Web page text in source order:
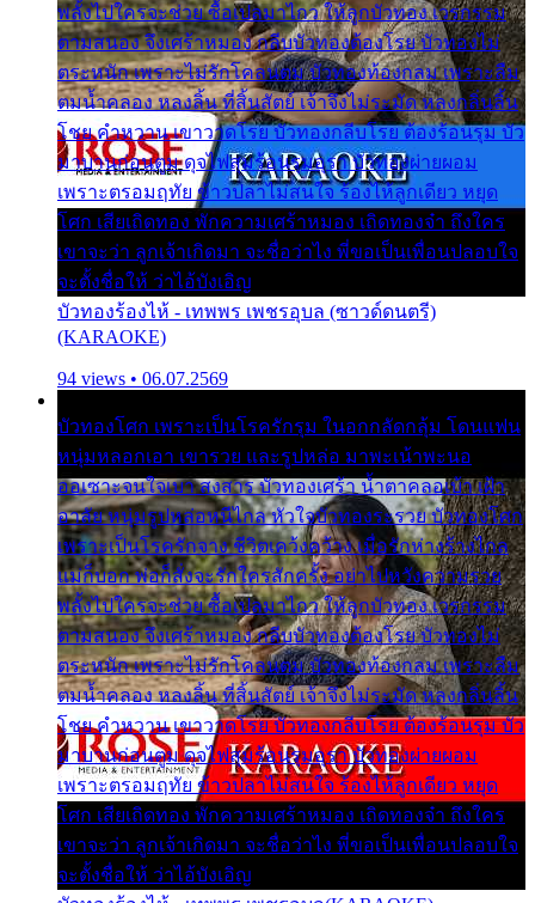
พลั้งไปใครจะช่วย ซื้อเปลมาไกว ให้ลูกบัวทอง เวรกรรม
ตามสนอง จึงเศร้าหมอง กลีบบัวทองต้องโรย บัวทองไม่
ตระหนัก เพราะไม่รักโคลนตม บัวทองท้องกลม เพราะลืม
ตมน้ำคลอง หลงลิ้น ที่สิ้นสัตย์ เจ้าจึงไม่ระมัด หลงกลิ่นลิ้น
โชย คำหวาน เขาวาดโรย บัวทองกลีบโรย ต้องร้อนรุม บัว
มาบานก่อนตูม ดุจไฟสุมร้อนรุมอุรา บัวทองผ่ายผอม
เพราะตรอมฤทัย ข้าวปลาไม่สนใจ ร้องไห้ลูกเดียว หยุด
โศก เสียเถิดทอง พักความเศร้าหมอง เถิดทองจ๋า ถึงใคร
เขาจะว่า ลูกเจ้าเกิดมา จะชื่อว่าไง พี่ขอเป็นเพื่อนปลอบใจ
จะตั้งชื่อให้ ว่าไอ้บังเอิญ
บัวทองร้องไห้ - เทพพร เพชรอุบล (ซาวด์ดนตรี)
(KARAOKE)
94 views • 06.07.2569
บัวทองโศก เพราะเป็นโรครักรุม ในอกกลัดกลุ้ม โดนแฟน
หนุ่มหลอกเอา เขารวย และรูปหล่อ มาพะเน้าพะนอ
ออเซาะจนใจเบา สงสาร บัวทองเศร้า น้ำตาคลอเบ้า เฝ้า
อาลัย หนุ่มรูปหล่อหนีไกล หัวใจบัวทองระรวย บัวทองโศก
เพราะเป็นโรครักจาง ชีวิตเคว้งคว้าง เมื่อรักห่างร้างไกล
แม่ก็บอก พ่อก็สั่งจะรักใครสักครั้ง อย่าไปหวังความรวย
พลั้งไปใครจะช่วย ซื้อเปลมาไกว ให้ลูกบัวทอง เวรกรรม
ตามสนอง จึงเศร้าหมอง กลีบบัวทองต้องโรย บัวทองไม่
ตระหนัก เพราะไม่รักโคลนตม บัวทองท้องกลม เพราะลืม
ตมน้ำคลอง หลงลิ้น ที่สิ้นสัตย์ เจ้าจึงไม่ระมัด หลงกลิ่นลิ้น
โชย คำหวาน เขาวาดโรย บัวทองกลีบโรย ต้องร้อนรุม บัว
มาบานก่อนตูม ดุจไฟสุมร้อนรุมอุรา บัวทองผ่ายผอม
เพราะตรอมฤทัย ข้าวปลาไม่สนใจ ร้องไห้ลูกเดียว หยุด
โศก เสียเถิดทอง พักความเศร้าหมอง เถิดทองจ๋า ถึงใคร
เขาจะว่า ลูกเจ้าเกิดมา จะชื่อว่าไง พี่ขอเป็นเพื่อนปลอบใจ
จะตั้งชื่อให้ ว่าไอ้บังเอิญ